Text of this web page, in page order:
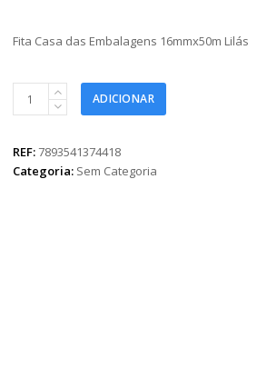
Fita Casa das Embalagens 16mmx50m Lilás
Embalagens
16mmx50m
ADICIONAR
REF:7893541374418
Categoria: Sem Categoria